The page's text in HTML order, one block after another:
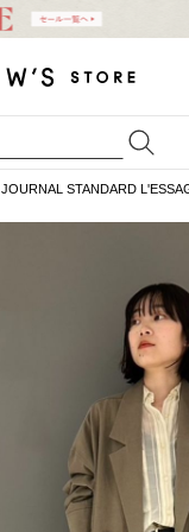
JOURNAL STANDARD